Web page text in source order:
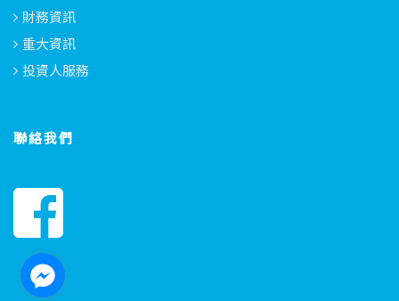
財務資訊
重大資訊
投資人服務
聯絡我們